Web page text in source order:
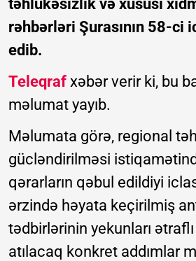
təhlükəsizlik və xüsusi
rəhbərləri Şurasının 58-ci
edib.
Teleqraf xəbər verir ki, bu
məlumat yayıb.
Məlumata görə, regional
gücləndirilməsi
qərarların qəbul edildiyi
ərzində həyata keçirilmiş
tədbirlərinin yekunları
atılacaq konkret addımlar